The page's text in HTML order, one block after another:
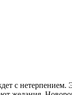
с нетерпением.